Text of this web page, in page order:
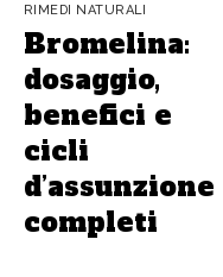
RIMEDI NATURALI
Bromelina:
dosaggio,
benefici e
cicli
d’assunzione
completi